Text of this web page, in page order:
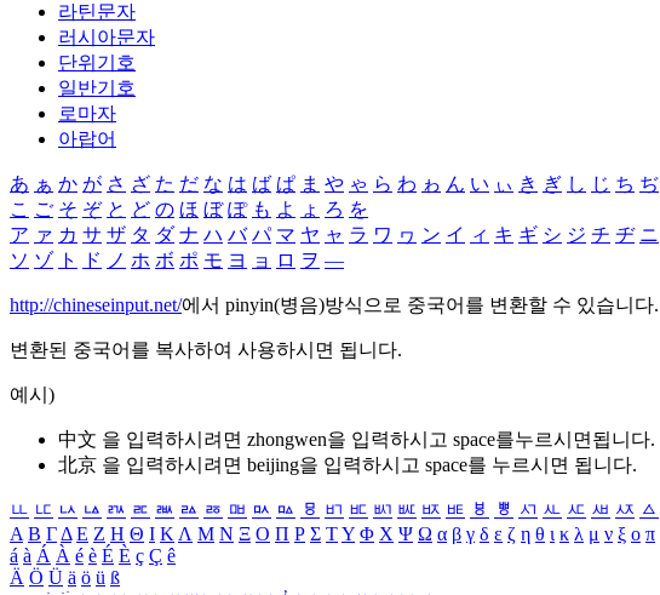
라틴문자
러시아문자
단위기호
일반기호
로마자
아랍어
あ ぁ か が さ ざ た だ な は ば ぱ ま や ゃ ら わ ゎ ん い ぃ き ぎ し じ ち ぢ
こ ご そ ぞ と ど の ほ ぼ ぽ も よ ょ ろ を
ア ァ カ サ ザ タ ダ ナ ハ バ パ マ ヤ ャ ラ ワ ヮ ン イ ィ キ ギ シ ジ チ ヂ ニ
ソ ゾ ト ド ノ ホ ボ ポ モ ヨ ョ ロ ヲ ―
http://chineseinput.net/에서 pinyin(병음)방식으로 중국어를 변환할 수 있습니다.
변환된 중국어를 복사하여 사용하시면 됩니다.
예시)
中文 을 입력하시려면 zhongwen을 입력하시고 space를누르시면됩니다.
北京 을 입력하시려면 beijing을 입력하시고 space를 누르시면 됩니다.
ㅥ ㅦ ㅧ ㅨ ㅩ ㅪ ㅫ ㅬ ㅭ ㅮ ㅯ ㅰ ㅱ ㅲ ㅳ ㅴ ㅵ ㅶ ㅷ ㅸ ㅹ ㅺ ㅻ ㅼ ㅽ ㅾ ㅿ
Α Β ΓΔ Ε Ζ Η Θ Ι ΚΛ Μ Ν Ξ Ο Π Ρ Σ ΤΥ Φ Χ Ψ Ω α β γ δ ε ζ η θ ι κ λ μ ν ξ ο π
á à Á À é è É È ç Ç ê
Ä Ö Ü ä ö ü ß